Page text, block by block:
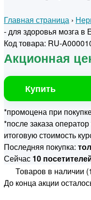
Главная страница ›
- для здоровья мозга в
Код товара: RU-
Акционная
Купить
*промоцена при
*после заказа
итоговую стоимость
Последняя покупка:
Сейчас 10
Товаров в наличии
До конца акции